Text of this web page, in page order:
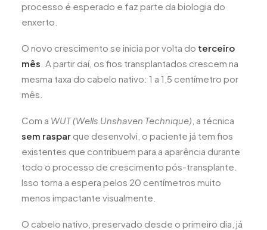
processo é esperado e faz parte da biologia do
enxerto.
O novo crescimento se inicia por volta do terceiro
mês . A partir daí, os fios transplantados crescem na
mesma taxa do cabelo nativo: 1 a 1,5 centímetro por
mês.
Com a WUT (Wells Unshaven Technique) , a técnica
sem raspar que desenvolvi, o paciente já tem fios
existentes que contribuem para a aparência durante
todo o processo de crescimento pós-transplante.
Isso torna a espera pelos 20 centímetros muito
menos impactante visualmente.
O cabelo nativo, preservado desde o primeiro dia, já